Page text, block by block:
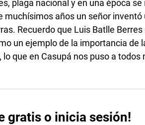
plaga nacional y en una época
muchísimos años un señor
Recuerdo que Luis Batlle
un ejemplo de la importancia de
que en Casupá nos puso a todos
gratis o inicia sesión!